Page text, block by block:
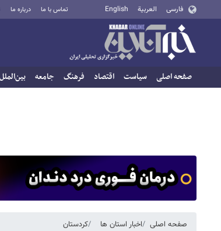
فارسی العربية English تماس با ما درباره ما
صفحه اصلی سیاست اقتصاد فرهنگ جامعه بین‌الملل
صفحه اصلی اخبار استان ها کردستان